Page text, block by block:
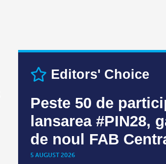
Editors' Choice
Peste 50 de
lansarea #PIN28,
de noul FAB
5 AUGUST 2026